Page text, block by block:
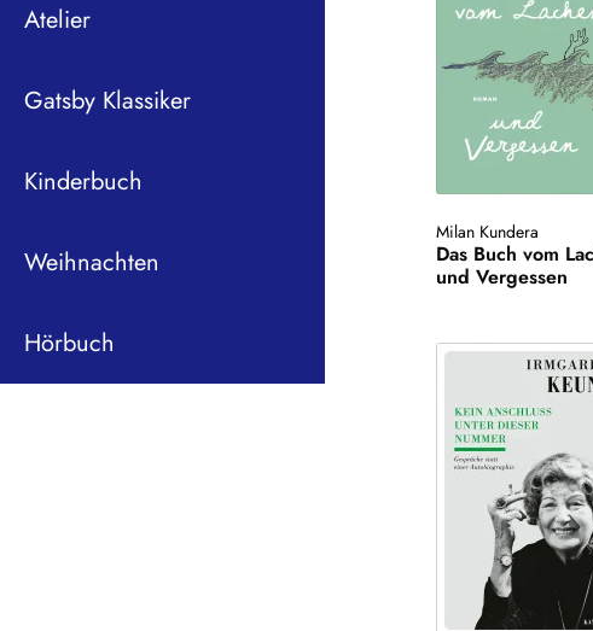
Atelier
Gatsby Klassiker
Kinderbuch
Weihnachten
Hörbuch
Milan Kundera
Das Buch vom
und Vergessen